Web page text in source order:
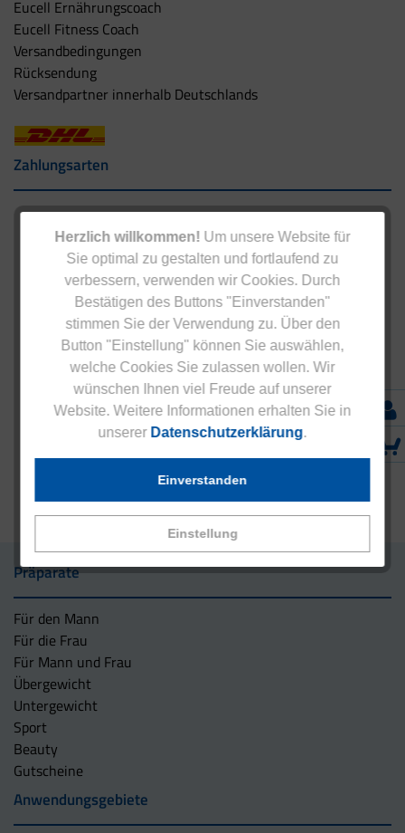
Herzlich willkommen! Um unsere Website für
Sie optimal zu gestalten und fortlaufend zu
verbessern, verwenden wir Cookies. Durch
Bestätigen des Buttons "Einverstanden"
stimmen Sie der Verwendung zu. Über den
Button "Einstellung" können Sie auswählen,
welche Cookies Sie zulassen wollen. Wir
wünschen Ihnen viel Freude auf unserer
Website. Weitere Informationen erhalten Sie in
unserer Datenschutzerklärung.
Einstellung
Einverstanden
Eucell Ernährungscoach
Eucell Fitness Coach
Versandbedingungen
Rücksendung
Versandpartner innerhalb Deutschlands
Zahlungsarten
Präparate
Für den Mann
Für die Frau
Für Mann und Frau
Übergewicht
Untergewicht
Sport
Beauty
Gutscheine
Anwendungsgebiete